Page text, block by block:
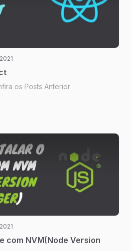
os Posts Anterior
com NVM(Node Version